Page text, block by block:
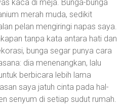
kaca di meja. Bunga-bunga
merah muda, sedikit
pelan mengiringi napas saya.
tanpa kata antara hati dan
bunga segar punya cara
dia menenangkan, lalu
berbicara lebih lama
saya jatuh cinta pada hal-
senyum di setiap sudut rumah.